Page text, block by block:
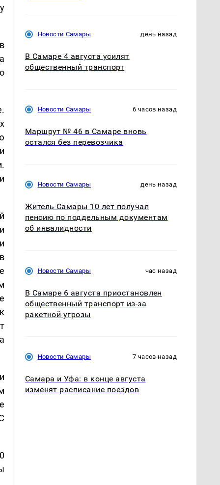
Новости Самары день назад
В Самаре 4 августа усилят
общественный транспорт
Новости Самары 6 часов назад
Маршрут № 46 в Самаре вновь
остался без перевозчика
Новости Самары день назад
Житель Самары 10 лет получал
пенсию по поддельным документам
об инвалидности
Новости Самары час назад
В Самаре 6 августа приостановлен
общественный транспорт из-за
ракетной угрозы
Новости Самары 7 часов назад
Самара и Уфа: в конце августа
изменят расписание поездов